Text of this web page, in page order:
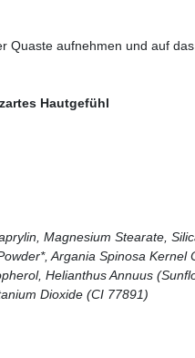
Quaste aufnehmen und auf
Hautgefühl
Magnesium Stearate,
Argania Spinosa Kernel
Helianthus Annuus
Dioxide (CI 77891)